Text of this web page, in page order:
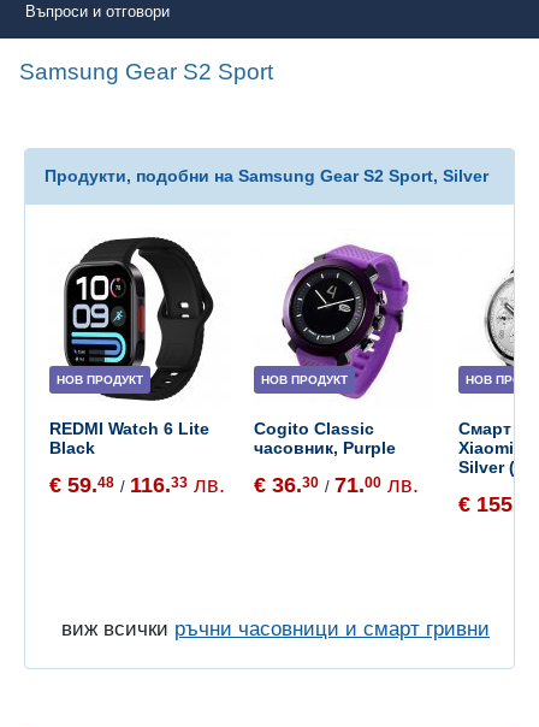
Въпроси и отговори
Samsung Gear S2 Sport
Продукти, подобни на Samsung Gear S2 Sport, Silver
НОВ ПРОДУКТ
REDMI Watch 6 Lite
Black
€ 59.48 / 116.33 лв.
НОВ ПРОДУКТ
Cogito Classic
часовник, Purple
€ 36.30 / 71.00 лв.
НОВ
Смарт
Xiaomi
Silver
€ 155.
виж всички ръчни часовници и смарт гривни